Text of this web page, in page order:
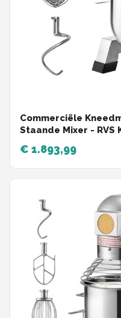
Commerciële
Staande Mixer - RVS
W - Drie Snelheden
Deeghaak &
€ 1.893,99